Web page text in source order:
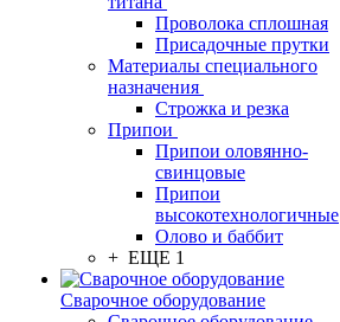
Проволока сплошная
Присадочные прутки
Материалы специального
назначения
Строжка и резка
Припои
Припои оловянно-
свинцовые
Припои
высокотехнологичные
Олово и баббит
+ ЕЩЕ 1
Сварочное оборудование